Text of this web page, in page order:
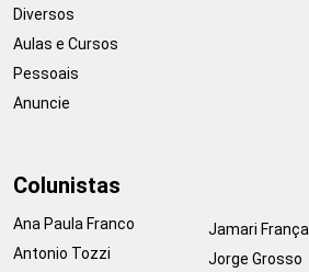
Diversos
Aulas e Cursos
Pessoais
Anuncie
Colunistas
Ana Paula Franco
Antonio Tozzi
Jamari França
Jorge Grosso